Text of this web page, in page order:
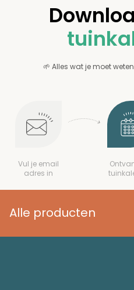
🌱 Alles wat je moet
Vul je email
adres in
Alle producten